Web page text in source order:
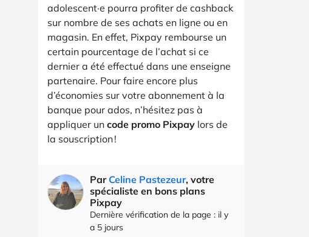
adolescent·e pourra profiter de cashback
sur nombre de ses achats en ligne ou en
magasin. En effet, Pixpay rembourse un
certain pourcentage de l’achat si ce
dernier a été effectué dans une enseigne
partenaire. Pour faire encore plus
d’économies sur votre abonnement à la
banque pour ados, n’hésitez pas à
appliquer un code promo Pixpay lors de
la souscription !
Par Celine Pastezeur, votre
spécialiste en bons plans
Pixpay
Dernière vérification de la page : il y
a 5 jours